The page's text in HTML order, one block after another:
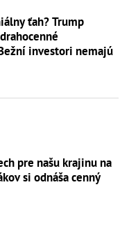
ťah? Trump
investori nemajú
pre našu krajinu na
si odnáša cenný